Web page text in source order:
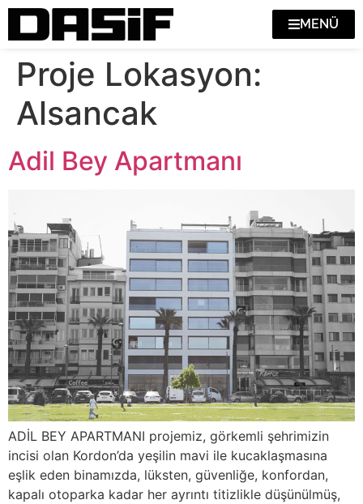
MENÜ
Proje Lokasyon:
Alsancak
Adil Bey Apartmanı
ADİL BEY APARTMANI projemiz, görkemli şehrimizin
incisi olan Kordon’da yeşilin mavi ile kucaklaşmasına
eşlik eden binamızda, lüksten, güvenliğe, konfordan,
kapalı otoparka kadar her ayrıntı titizlikle düşünülmüş,